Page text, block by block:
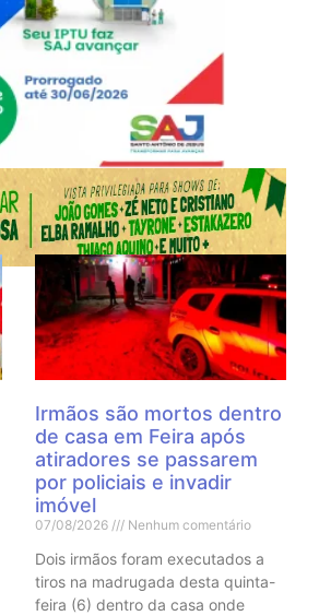
Irmãos são mortos dentro
de casa em Feira após
atiradores se passarem
por policiais e invadir
imóvel
07/08/2026 Nenhum comentário
Dois irmãos foram executados a
tiros na madrugada desta quinta-
feira (6) dentro da casa onde